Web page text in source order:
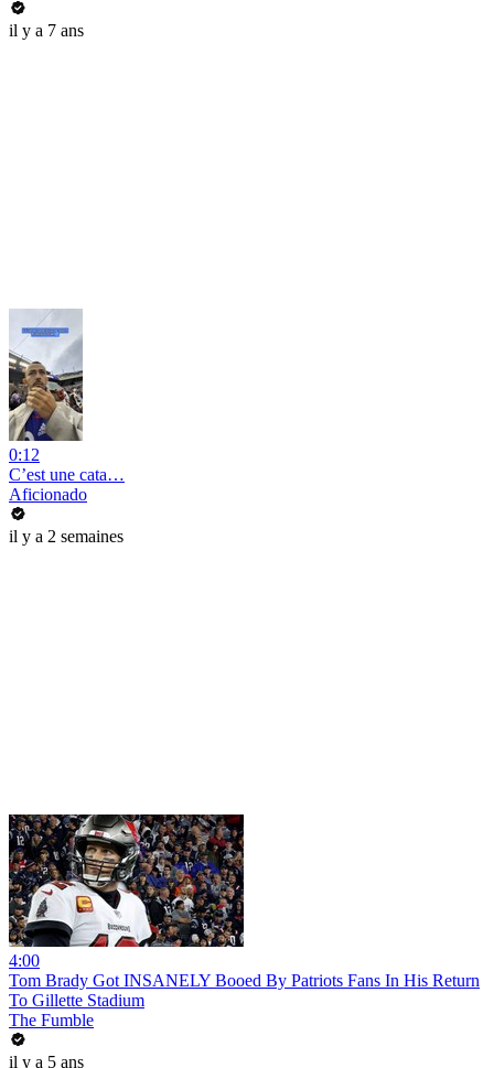
il y a 7 ans
0:12
C’est une cata…
Aficionado
il y a 2 semaines
4:00
Tom Brady Got INSANELY Booed By Patriots Fans In His Return
To Gillette Stadium
The Fumble
il y a 5 ans